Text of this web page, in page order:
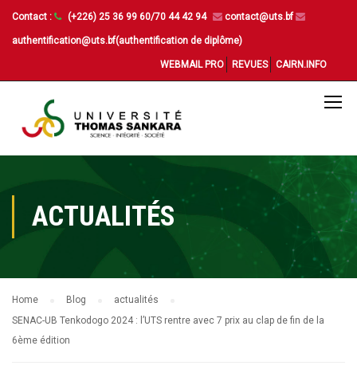
Contact : (+226) 25 36 99 60/70 44 42 94 contact@uts.bf
authentification@uts.bf(authentification de diplôme)
WEBMAIL PRO REVUES CAIRN.INFO
ACTUALITÉS
Home Blog
actualités
SENAC-UB Tenkodogo 2024 : l’UTS rentre avec 7 prix au clap de fin de la
6ème édition